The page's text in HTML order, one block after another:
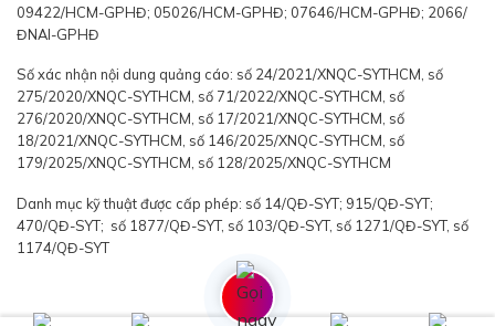
09422/HCM-GPHĐ; 05026/HCM-GPHĐ; 07646/HCM-GPHĐ; 2066/
ĐNAI-GPHĐ
Số xác nhận nội dung quảng cáo: số 24/2021/XNQC-SYTHCM, số
275/2020/XNQC-SYTHCM, số 71/2022/XNQC-SYTHCM, số
276/2020/XNQC-SYTHCM, số 17/2021/XNQC-SYTHCM, số
18/2021/XNQC-SYTHCM, số 146/2025/XNQC-SYTHCM, số
179/2025/XNQC-SYTHCM, số 128/2025/XNQC-SYTHCM
Danh mục kỹ thuật được cấp phép: số 14/QĐ-SYT; 915/QĐ-SYT;
470/QĐ-SYT; số 1877/QĐ-SYT, số 103/QĐ-SYT, số 1271/QĐ-SYT, số
1174/QĐ-SYT